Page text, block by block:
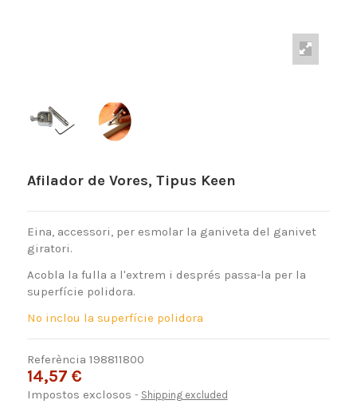
Afilador de Vores, Tipus Keen
Eina, accessori, per esmolar la ganiveta del ganivet
giratori.
Acobla la fulla a l'extrem i després passa-la per la
superfície polidora.
No inclou la superfície polidora
Referència 198811800
14,57 €
Impostos exclosos Shipping excluded